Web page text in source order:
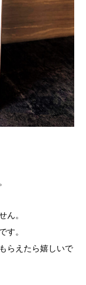
ん。
す。
らえたら嬉しいで